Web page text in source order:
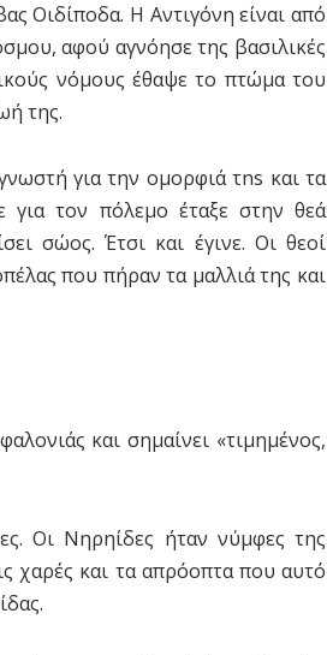
Οιδίποδα. Η Αντιγόνη είναι από
αφού αγνόησε της βασιλικές
νόμους έθαψε το πτώμα του
της.
για την ομορφιά τns και τα
για τον πόλεμο έταξε στην θεά
σώος. Έτσι και έγινε. Οι θεοί
που πήραν τα μαλλιά της και
και σημαίνει «τιμημένος,
Οι Νηρηίδες ήταν νύμφες της
χαρές και τα απρόοπτα που αυτό